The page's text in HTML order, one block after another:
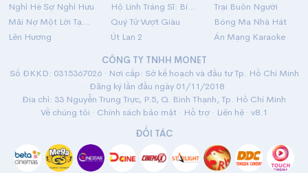
Nghỉ Hè Sợ Nghỉ Hưu
Hộ Linh Tráng Sĩ: Bí Ẩn Mộ Vua Đinh
Trại Buôn Người
Mãi Nợ Một Lời Tạm Biệt
Quý Tử Vượt Giàu
Bóng Ma Nhà Hát
Lên Hương
Út Lan 2
Án Mạng Karaoke
CÔNG TY TNHH MONET
Số ĐKKD: 0315367026 · Nơi cấp: Sở kế hoạch và đầu tư Tp. Hồ Chí Minh
· Đăng ký lần đầu ngày 01/11/2018
Địa chỉ: 33 Nguyễn Trung Trực, P.5, Q. Bình Thạnh, Tp. Hồ Chí Minh
Về chúng tôi · Chính sách bảo mật · Hỗ trợ · Liên hệ · v8.1
ĐỐI TÁC